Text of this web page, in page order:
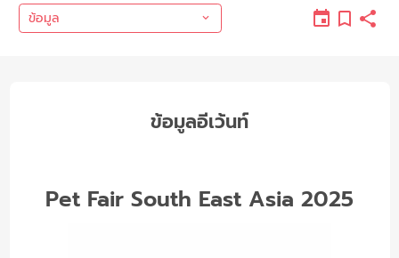
ข้อมูล
ข้อมูลอีเว้นท์
Pet Fair South East Asia 2025